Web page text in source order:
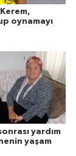
Kerem,
oynamayı
yardım
yaşam